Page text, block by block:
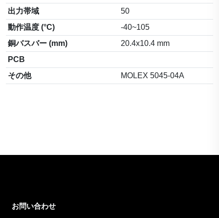
出力帯域
50
動作温度 (°C)
-40~105
銅バスバー (mm)
20.4x10.4 mm
PCB
その他
MOLEX 5045-04A
お問い合わせ